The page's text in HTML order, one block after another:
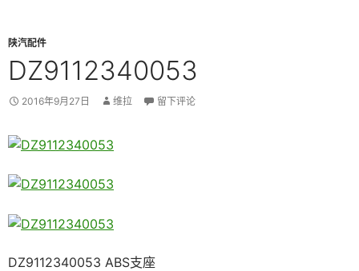
陕汽配件
DZ9112340053
2016年9月27日 维拉 留下评论
DZ9112340053 ABS支座